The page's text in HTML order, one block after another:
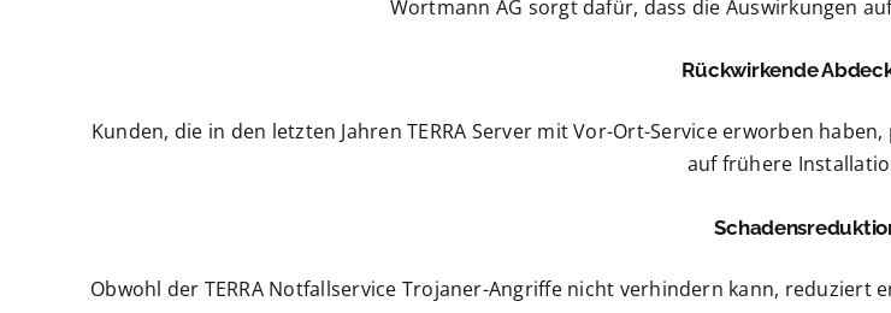
Wortmann AG sorgt dafür, dass die Auswirkungen
Rückwirkende
Kunden, die in den letzten Jahren TERRA Server mit Vor-Ort-Service erworben
auf frühere
Obwohl der TERRA Notfallservice Trojaner-Angriffe nicht verhindern kann,